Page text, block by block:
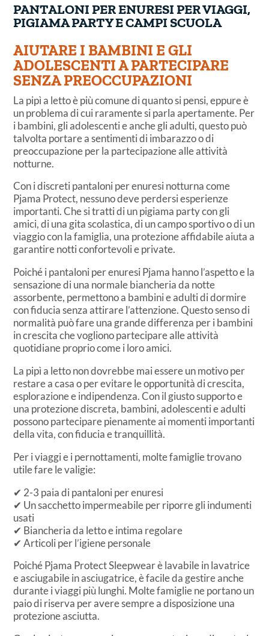
PANTALONI PER ENURESI PER VIAGGI,
PIGIAMA PARTY E CAMPI SCUOLA
AIUTARE I BAMBINI E GLI
ADOLESCENTI A PARTECIPARE
SENZA PREOCCUPAZIONI
La pipì a letto è più comune di quanto si pensi, eppure è
un problema di cui raramente si parla apertamente. Per
i bambini, gli adolescenti e anche gli adulti, questo può
talvolta portare a sentimenti di imbarazzo o di
preoccupazione per la partecipazione alle attività
notturne.
Con i discreti pantaloni per enuresi notturna come
Pjama Protect, nessuno deve perdersi esperienze
importanti. Che si tratti di un pigiama party con gli
amici, di una gita scolastica, di un campo sportivo o di un
viaggio con la famiglia, una protezione affidabile aiuta a
garantire notti confortevoli e private.
Poiché i pantaloni per enuresi Pjama hanno l’aspetto e la
sensazione di una normale biancheria da notte
assorbente, permettono a bambini e adulti di dormire
con fiducia senza attirare l’attenzione. Questo senso di
normalità può fare una grande differenza per i bambini
in crescita che vogliono partecipare alle attività
quotidiane proprio come i loro amici.
La pipì a letto non dovrebbe mai essere un motivo per
restare a casa o per evitare le opportunità di crescita,
esplorazione e indipendenza. Con il giusto supporto e
una protezione discreta, bambini, adolescenti e adulti
possono partecipare pienamente ai momenti importanti
della vita, con fiducia e tranquillità.
Per i viaggi e i pernottamenti, molte famiglie trovano
utile fare le valigie:
✔ 2-3 paia di pantaloni per enuresi
✔ Un sacchetto impermeabile per riporre gli indumenti
usati
✔ Biancheria da letto e intima regolare
✔Articoli per l’igiene personale
Poiché Pjama Protect Sleepwear è lavabile in lavatrice
e asciugabile in asciugatrice, è facile da gestire anche
durante i viaggi più lunghi. Molte famiglie ne portano un
paio di riserva per avere sempre a disposizione una
protezione asciutta.